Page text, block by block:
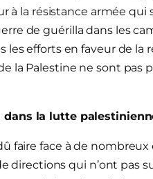
à la résistance armée
de guérilla dans les
efforts en faveur de la
la Palestine ne sont pas
dans la lutte
faire face à de
directions qui n’ont pas